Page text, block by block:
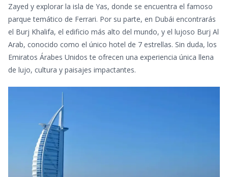
Zayed y explorar la isla de Yas, donde se encuentra el famoso
parque temático de Ferrari. Por su parte, en Dubái encontrarás
el Burj Khalifa, el edificio más alto del mundo, y el lujoso Burj Al
Arab, conocido como el único hotel de 7 estrellas. Sin duda, los
Emiratos Árabes Unidos te ofrecen una experiencia única llena
de lujo, cultura y paisajes impactantes.